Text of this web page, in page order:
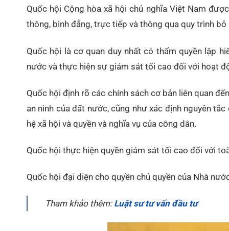
Quốc hội Cộng hòa xã hội chủ nghĩa Việt Nam
thông, bình đẳng, trực tiếp và thông qua quy trình
Quốc hội là cơ quan duy nhất có thẩm quyền lập
nước và thực hiện sự giám sát tối cao đối với hoạt
Quốc hội định rõ các chính sách cơ bản liên quan
an ninh của đất nước, cũng như xác định nguyên
hệ xã hội và quyền và nghĩa vụ của công dân.
Quốc hội thực hiện quyền giám sát tối cao đối với
Quốc hội đại diện cho quyền chủ quyền của Nhà
Tham khảo thêm: Luật sư tư vấn đầu tư